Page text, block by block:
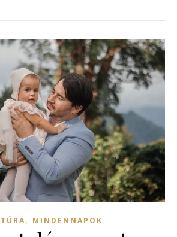
, MINDENNAPOK